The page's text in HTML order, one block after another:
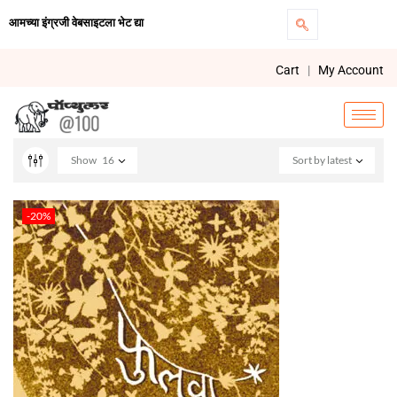
आमच्या इंग्रजी वेबसाइटला भेट द्या
Cart | My Account
Sort by latest
Show 16
-20%